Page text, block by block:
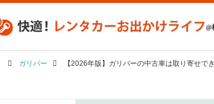
ガリバー 【2026年版】ガリバーの中古車は取り寄せで